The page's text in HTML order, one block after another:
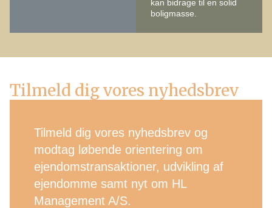
kan bidrage til en solid
boligmasse.
Tilmeld dig vores nyhedsbrev
Tilmeld dig vores nyhedsbrev og
modtag løbende orientering om
ejendomstransaktioner, udvikling af
ejendomme samt nyt om HL
Management A/S.